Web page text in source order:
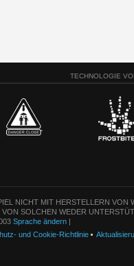
TECHNOLOGIE
NICHT MIT HERSTELLERN VON
SOLCHEN WEDER
Sprache ändern |
und Cookie-Richtlinie